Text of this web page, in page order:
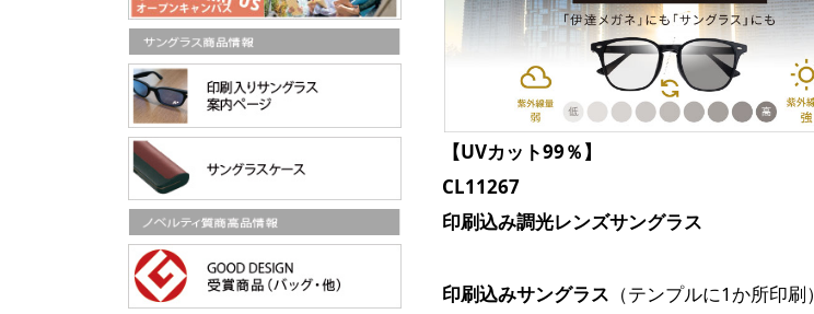
【UVカット99％】
CL11267
印刷込み調光レンズサングラス
印刷込みサングラス （テンプルに1か所印刷）